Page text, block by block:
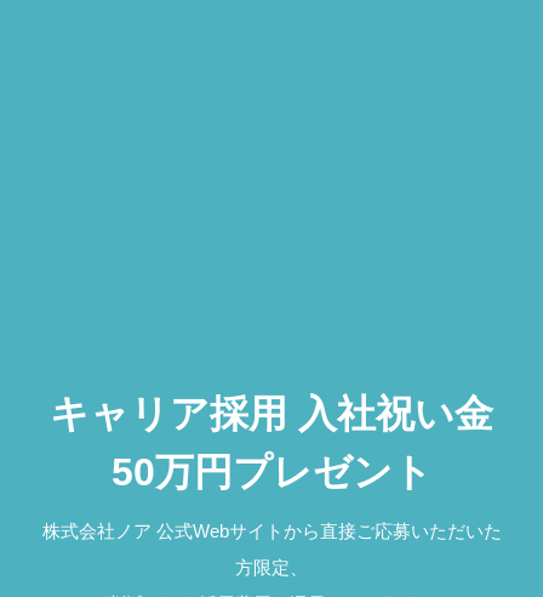
キャ リ ア採用 入社祝い金
50万円 プレゼン ト
株式会社ノア 公式Webサイトから直接ご応募いただいた
方限定、